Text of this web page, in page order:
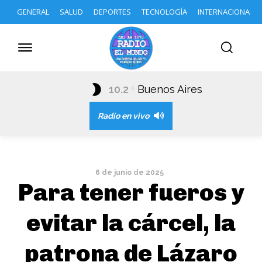
GENERAL SALUD DEPORTES TECNOLOGÍA INTERNACIONAL
10.2 C Buenos Aires
Radio en vivo
6 de junio de 2025
Para tener fueros y
evitar la cárcel, la
patrona de Lázaro